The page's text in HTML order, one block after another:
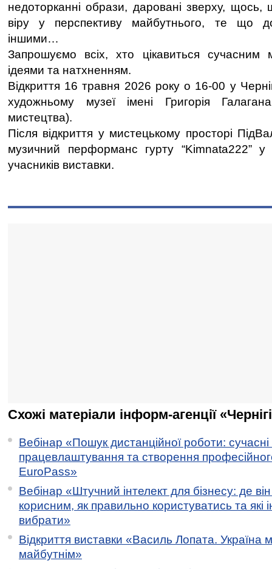
недоторканні образи, даровані зверху, щось,
віру у перспективу майбутнього, те що
іншими…
Запрошуємо всіх, хто цікавиться сучасним
ідеями та натхненням.
Відкриття 16 травня 2026 року о 16-00 у
художньому музеї імені Григорія
мистецтва).
Після відкриття у мистецькому просторі
музичний перформанс гурту “Kimnata222” у
учасників виставки.
Схожі матеріали інформ-агенції
Вебінар «Пошук дистанційної роботи:
працевлаштування та створення
EuroPass»
Вебінар «Штучний інтелект для бізнесу: де
корисним, як правильно користуватись та які
вибрати»
Відкриття виставки «Василь Лопата. Україна
майбутнім»